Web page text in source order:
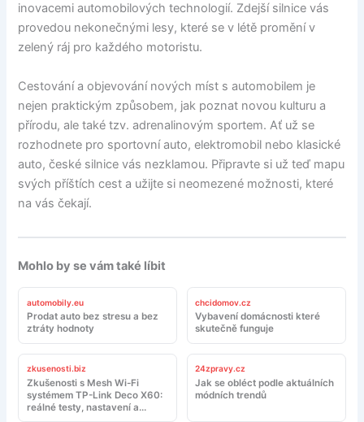
inovacemi automobilových technologií. Zdejší silnice vás
provedou nekonečnými lesy, které se v létě promění v
zelený ráj pro každého motoristu.
Cestování a objevování nových míst s automobilem je
nejen praktickým způsobem, jak poznat novou kulturu a
přírodu, ale také tzv. adrenalinovým sportem. Ať už se
rozhodnete pro sportovní auto, elektromobil nebo klasické
auto, české silnice vás nezklamou. Připravte si už teď mapu
svých příštích cest a užijte si neomezené možnosti, které
na vás čekají.
Mohlo by se vám také líbit
automobily.eu
Prodat auto bez stresu a bez
ztráty hodnoty
chcidomov.cz
Vybavení domácnosti které
skutečně funguje
zkusenosti.biz
Zkušenosti s Mesh Wi-Fi
systémem TP-Link Deco X60:
reálné testy, nastavení a
24zpravy.cz
Jak se obléct podle aktuálních
módních trendů